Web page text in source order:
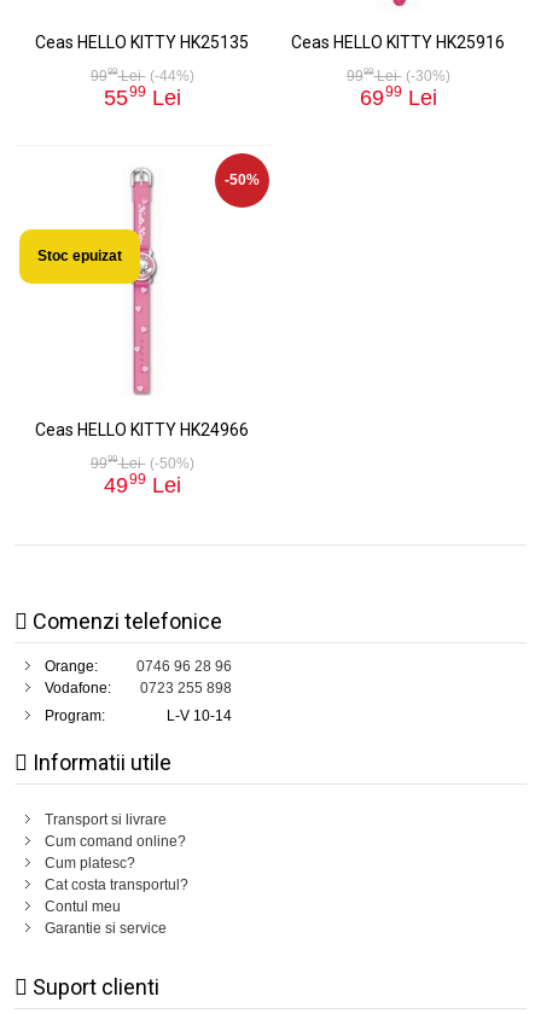
Ceas HELLO KITTY HK25135
9999Lei (-44%)
5599 Lei
Ceas HELLO KITTY HK25916
9999Lei (-30%)
6999 Lei
-50%
Stoc epuizat
Ceas HELLO KITTY HK24966
9999Lei (-50%)
4999 Lei
Comenzi telefonice
Orange:
0746 96 28 96
Vodafone:
0723 255 898
Program:
L-V 10-14
Informatii utile
Transport si livrare
Cum comand online?
Cum platesc?
Cat costa transportul?
Contul meu
Garantie si service
Suport clienti